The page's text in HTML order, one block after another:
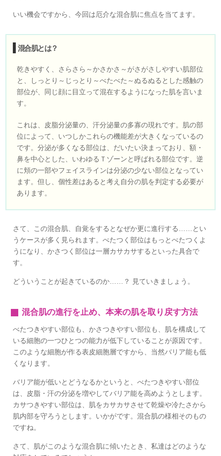
いい機会ですから、今回は厄介な混合肌に焦点を当てます。
混合肌とは？
乾きやすく、さらさら～かさかさ～がさがさしやすい肌部位
と、しっとり～じっとり～べたべた～ぬるぬるとした感触の
部位が、同じ顔に目立って混在するようになった肌を言いま
す。
これは、皮脂分泌量の、汗分泌量の多寡の現れです。肌の部
位によって、いつしかこれらの機能差が大きくなっているの
です。分泌が多くなる部位は、だいたい決まっており、額・
鼻を中心とした、いわゆるＴゾーンと呼ばれる部位です。逆
に頬の一部やフェイスラインは分泌の少ない部位となってい
ます。但し、個性差はあると考え自分の肌を判定する必要が
あります。
さて、この混合肌、自覚をするとなぜか更に進行する……とい
うケースが多く見られます。べたつく部位はもっとべたつくよ
うになり、かさつく部位は一層カサカサするといった具合で
す。
どういうことが起きているのか……？ 見ていきましょう。
混合肌の進行を止め、本来の肌を取り戻す方法
べたつきやすい部位も、かさつきやすい部位も、肌を構成して
いる細胞の一つひとつの能力が低下していることが原因です。
このような細胞が作る表皮細胞層ですから、当然バリア能も低
くなります。
バリア能が低いとどうなるかというと、べたつきやすい部位
は、皮脂・汗の分泌を増やしてバリア能を高めようとします。
カサつきやすい部位は、肌をカサカサさせて乾燥や冷たさから
肌内部を守ろうとします。いかがです。混合肌の様相そのもの
ですね。
さて、肌がこのような混合肌に傾いたとき、私達はどのような